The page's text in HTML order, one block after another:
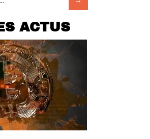
ACTUS